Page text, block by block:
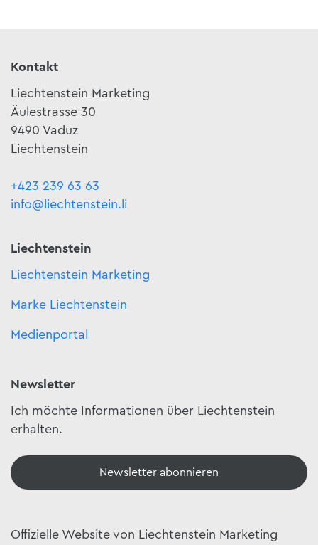
Kontakt
Liechtenstein Marketing
Äulestrasse 30
9490 Vaduz
Liechtenstein
+423 239 63 63
info@liechtenstein.li
Liechtenstein
Liechtenstein Marketing
Marke Liechtenstein
Medienportal
Newsletter
Ich möchte Informationen über Liechtenstein
erhalten.
Newsletter abonnieren
Offizielle Website von Liechtenstein Marketing